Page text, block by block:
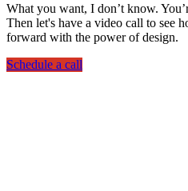
What you want, I don’t know.
Then let's have a video call to see
forward with the power of design.
Schedule a call